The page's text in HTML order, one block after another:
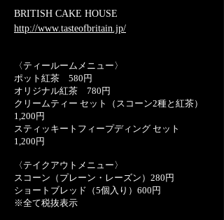
​BRITISH CAKE HOUSE
http://www.tasteofbritain.jp/
〈ティールームメニュー〉
ポット紅茶 580円
​オリジナル紅茶 780円
クリームティー セット（スコーン2種と紅茶）
1,200円
スティッキートフィープディング セット
1,200円
〈テイクアウトメニュー〉
スコーン（プレーン・レーズン）280円
ショートブレッド（5個入り）600円
※全て税抜表示